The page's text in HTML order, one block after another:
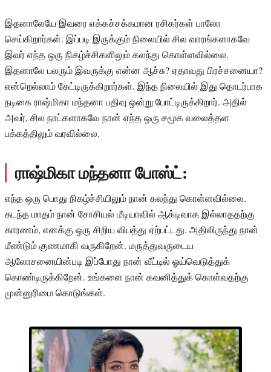
இதனாலேயே இவரை எக்கச்சக்கமான ரசிகர்கள் பாலோ
செய்கிறார்கள். இப்படி இருக்கும் நிலையில் சில வாரங்களாகவே
இவர் எந்த ஒரு நிகழ்ச்சிகளிலும் கலந்து கொள்ளவில்லை.
இதனாலே பலரும் இவருக்கு என்ன ஆச்சு? ஏதாவது பிரச்சனையா?
என்றெல்லாம் கேட்டிருக்கிறார்கள். இந்த நிலையில் இது தொடர்பாக
நடிகை ராஷ்மிகா மந்தனா பதிவு ஒன்று போட்டிருக்கிறார். அதில்
அவர், சில நாட்களாகவே நான் எந்த ஒரு சமூக வலைத்தள
பக்கத்திலும் வரவில்லை.
ராஷ்மிகா மந்தனா போஸ்ட்:
எந்த ஒரு பொது நிகழ்ச்சியிலும் நான் கலந்து கொள்ளவில்லை.
கடந்த மாதம் நான் சோசியல் மீடியாவில் ஆக்டிவாக இல்லாததற்கு
காரணம், எனக்கு ஒரு சிறிய விபத்து ஏற்பட்டது. அதிலிருந்து நான்
மீண்டும் குணமாகி வருகிறேன். மருத்துவருடைய
ஆலோசனையின்படி இப்போது நான் வீட்டில் ஓய்வெடுத்துக்
கொண்டிருக்கிறேன். உங்களை நான் கவனித்துக் கொள்வதற்கு
முன்னுரிமை கொடுங்கள்.